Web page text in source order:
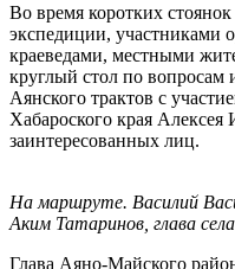
Во время коротких
экспедиции, участниками
краеведами, местными
круглый стол по вопросам
Аянского трактов с
Хабароского края Алексея
заинтересованных лиц.
На маршруте. Василий
Аким Татаринов, глава
Глава Аяно-Майского